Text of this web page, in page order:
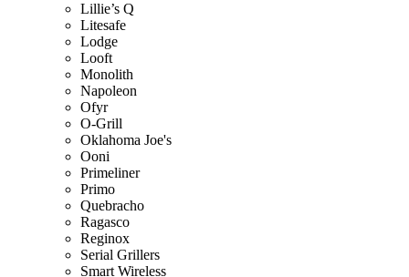
Lillie’s Q
Litesafe
Lodge
Looft
Monolith
Napoleon
Ofyr
O-Grill
Oklahoma Joe's
Ooni
Primeliner
Primo
Quebracho
Ragasco
Reginox
Serial Grillers
Smart Wireless